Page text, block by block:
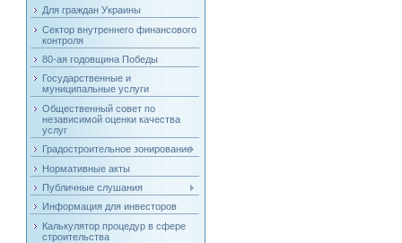
Для граждан Украины
Сектор внутреннего финансового
контроля
80-ая годовщина Победы
Государственные и
муниципальные услуги
Общественный совет по
независимой оценки качества
услуг
Градостроительное зонирование
Нормативные акты
Публичные слушания
Информация для инвесторов
Калькулятор процедур в сфере
строительства